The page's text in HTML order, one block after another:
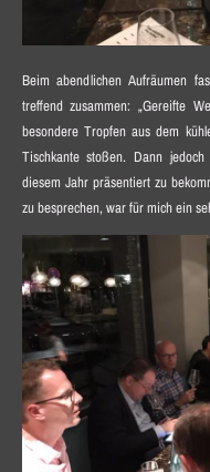
Beim abendlichen Aufräumen
treffend zusammen: „Gereifte
besondere Tropfen aus dem
Tischkante stoßen. Dann
diesem Jahr präsentiert zu
zu besprechen, war für mich ein